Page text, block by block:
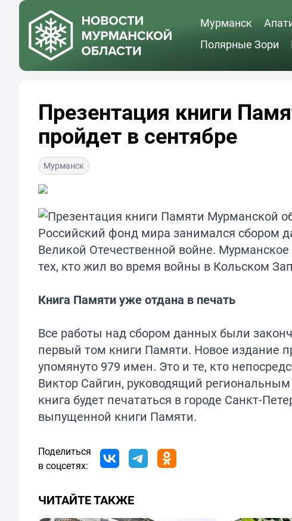
Мурманск
Полярные Зори
Презентация книги
пройдет в сентябре
Мурманск
Российский фонд мира занимался сбором
Великой Отечественной войне.
тех, кто жил во время войны в Кольском
Книга Памяти уже отдана в печать
Все работы над сбором данных были
первый том книги Памяти. Новое издание
упомянуто 979 имен. Это и те, кто
Виктор Сайгин, руководящий
книга будет печататься в городе Санкт-
выпущенной книги Памяти.
Поделиться
в соцсетях:
ЧИТАЙТЕ ТАКЖЕ